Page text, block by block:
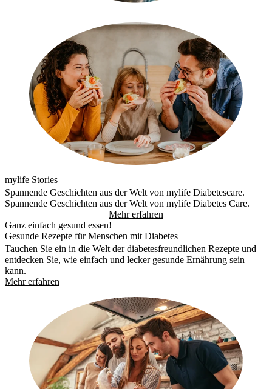
mylife Stories
Spannende Geschichten aus der Welt von mylife Diabetescare.
Spannende Geschichten aus der Welt von mylife Diabetes Care.
Mehr erfahren
Ganz einfach gesund essen!
Gesunde Rezepte für Menschen mit Diabetes
Tauchen Sie ein in die Welt der diabetesfreundlichen Rezepte und
entdecken Sie, wie einfach und lecker gesunde Ernährung sein
kann.
Mehr erfahren